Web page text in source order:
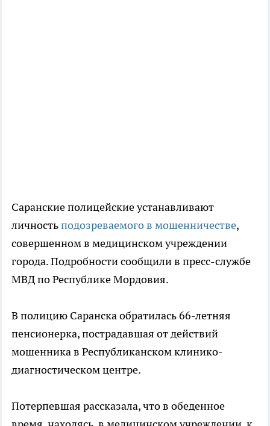
Саранские полицейские устанавливают
личностьподозреваемого в мошенничестве,
совершенном в медицинском учреждении
города. Подробности сообщили в пресс-службе
МВД по Республике Мордовия.
В полицию Саранска обратилась 66-летняя
пенсионерка, пострадавшая от действий
мошенника в Республиканском клинико-
диагностическом центре.
Потерпевшая рассказала, что в обеденное